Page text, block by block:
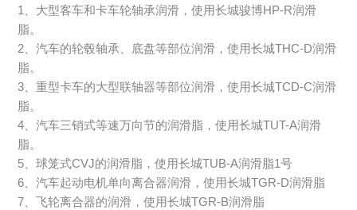
1、大型客车和卡车轮轴承润滑，使用长城骏博HP-R润滑
脂。
2、汽车的轮毂轴承、底盘等部位润滑，使用长城THC-D润滑
脂。
3、重型卡车的大型联轴器等部位润滑，使用长城TCD-C润滑
脂。
4、汽车三销式等速万向节的润滑脂，使用长城TUT-A润滑
脂。
5、球笼式CVJ的润滑脂，使用长城TUB-A润滑脂1号
6、汽车起动电机单向离合器润滑，使用长城TGR-D润滑脂
7、飞轮离合器的润滑，使用长城TGR-B润滑脂